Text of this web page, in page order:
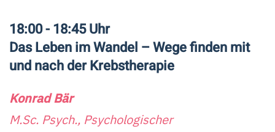
18:00 - 18:45 Uhr
Das Leben im Wandel – Wege finden mit
und nach der Krebstherapie
Konrad Bär
M.Sc. Psych., Psychologischer